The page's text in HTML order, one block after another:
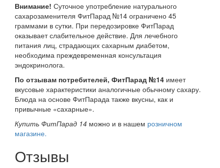
Внимание! Суточное употребление натурального
сахарозаменителя ФитПарад №14 ограничено 45
граммами в сутки. При передозировке ФитПарад
оказывает слабительное действие. Для лечебного
питания лиц, страдающих сахарным диабетом,
необходима преждевременная консультация
эндокринолога.
По отзывам потребителей, ФитПарад №14 имеет
вкусовые характеристики аналогичные обычному сахару.
Блюда на основе ФитПарада также вкусны, как и
привычные «сахарные».
Купить ФитПарад 14 можно и в нашем розничном
магазине.
Отзывы